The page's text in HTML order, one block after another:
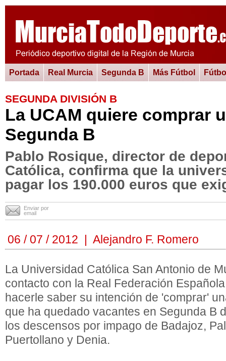
Portada Real Murcia Segunda B Más Fútbol
SEGUNDA DIVISIÓN B
La UCAM quiere comprar
Segunda B
Pablo Rosique, director de
Católica, confirma que la
pagar los 190.000 euros que
Enviar por
email
06 / 07 / 2012 | Alejandro F. Romero
La Universidad Católica San Antonio de
contacto con la Real Federación
hacerle saber su intención de 'comprar'
que ha quedado vacantes en Segunda B
los descensos por impago de Badajoz,
Puertollano y Denia.